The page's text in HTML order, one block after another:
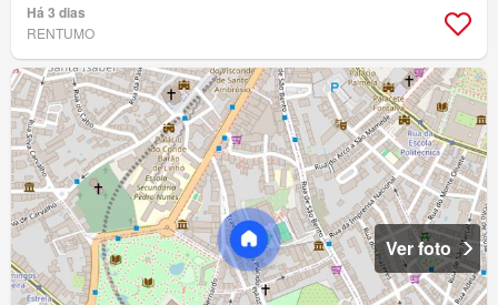
Há 3 dias
RENTUMO
Ver foto